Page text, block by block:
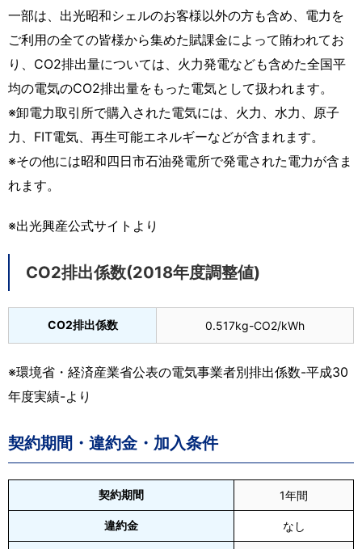
一部は、出光昭和シェルのお客様以外の方も含め、電力を
ご利用の全ての皆様から集めた賦課金によって賄われてお
り、CO2排出量については、火力発電なども含めた全国平
均の電気のCO2排出量をもった電気として扱われます。
※卸電力取引所で購入された電気には、火力、水力、原子
力、FIT電気、再生可能エネルギーなどが含まれます。
※その他には昭和四日市石油発電所で発電された電力が含ま
れます。
※出光興産公式サイトより
CO2排出係数(2018年度調整値)
CO2排出係数 0.517kg-CO2/kWh
※環境省・経済産業省公表の電気事業者別排出係数-平成30
年度実績-より
契約期間・違約金・加入条件
契約期間 1年間
違約金 なし